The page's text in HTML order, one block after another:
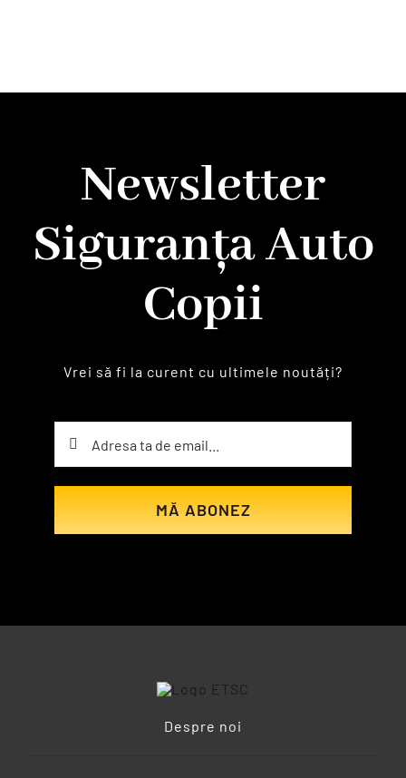
Newsletter
Siguranța Auto
Copii
Vrei să fi la curent cu ultimele noutăți?
MĂ ABONEZ
Despre noi